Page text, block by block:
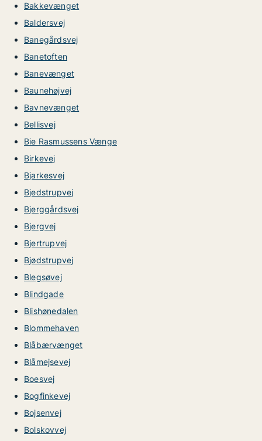
Bakkevænget
Baldersvej
Banegårdsvej
Banetoften
Banevænget
Baunehøjvej
Bavnevænget
Bellisvej
Bie Rasmussens Vænge
Birkevej
Bjarkesvej
Bjedstrupvej
Bjerggårdsvej
Bjergvej
Bjertrupvej
Bjødstrupvej
Blegsøvej
Blindgade
Blishønedalen
Blommehaven
Blåbærvænget
Blåmejsevej
Boesvej
Bogfinkevej
Bojsenvej
Bolskovvej